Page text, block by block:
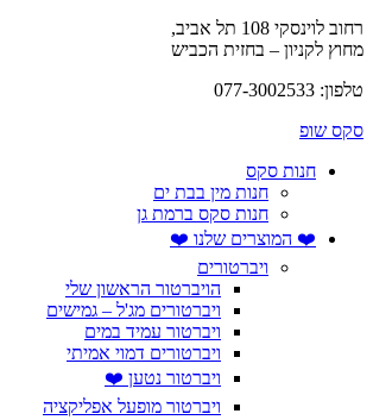
רחוב לוינסקי 108 תל אביב,
מחוץ לקניון – בחזית הכביש
טלפון: 077-3002533
סקס שופ
חנות סקס
חנות מין בבת ים
חנות סקס ברמת גן
❤️ המוצרים שלנו ❤️
ויברטורים
הויברטור הראשון שלי
ויברטורים מג'ל – גמישים
ויברטור עמיד במים
ויברטורים דמוי אמיתי
ויברטור נטען ❤️
ויברטור מופעל אפליקציה